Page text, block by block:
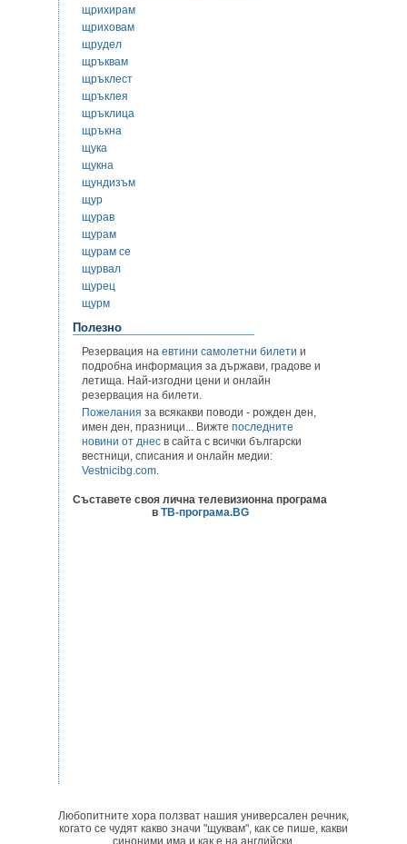
щрихирам
щриховам
щрудел
щръквам
щръклест
щръклея
щръклица
щръкна
щука
щукна
щундизъм
щур
щурав
щурам
щурам се
щурвал
щурец
щурм
Полезно
Резервация на евтини самолетни билети и
подробна информация за държави, градове и
летища. Най-изгодни цени и онлайн
резервация на билети.
Пожелания за всякакви поводи - рожден ден,
имен ден, празници... Вижте последните
новини от днес в сайта с всички български
вестници, списания и онлайн медии:
Vestnicibg.com.
Съставете своя лична телевизионна програма
в ТВ-програма.BG
Любопитните хора ползват нашия универсален речник,
когато се чудят какво значи "щуквам", как се пише, какви